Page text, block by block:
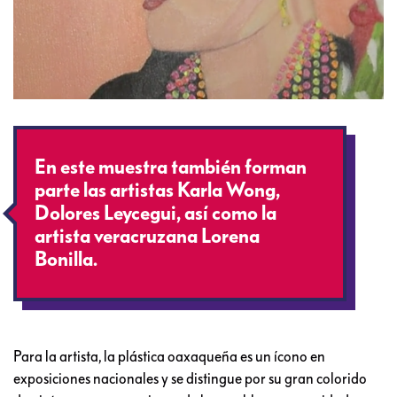
En este muestra también forman
parte las artistas Karla Wong,
Dolores Leycegui, así como la
artista veracruzana Lorena
Bonilla.
Para la artista, la plástica oaxaqueña es un ícono en
exposiciones nacionales y se distingue por su gran colorido